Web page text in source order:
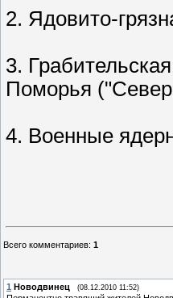
2. Ядовито-
3.
Поморья
4. Военные
Всего комментариев: 1
1 Новодвинец (08.12.2010 11:52)